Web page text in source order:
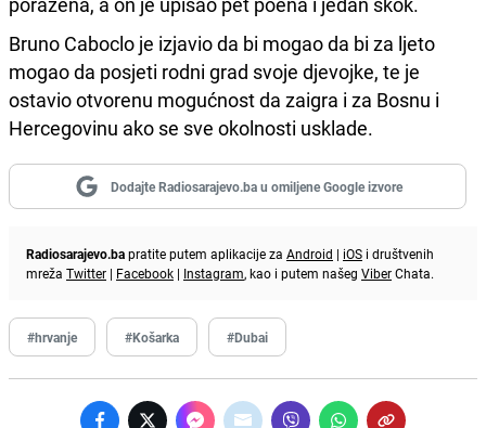
Bruno Caboclo je izjavio da bi mogao da bi za ljeto
mogao da posjeti rodni grad svoje djevojke, te je
ostavio otvorenu mogućnost da zaigra i za Bosnu i
Hercegovinu ako se sve okolnosti usklade.
Dodajte Radiosarajevo.ba u omiljene Google izvore
Radiosarajevo.bapratite putem aplikacije za Android | iOS i društvenih
mreža Twitter | Facebook | Instagram, kao i putem našeg ViberChata.
#hrvanje #Košarka #Dubai